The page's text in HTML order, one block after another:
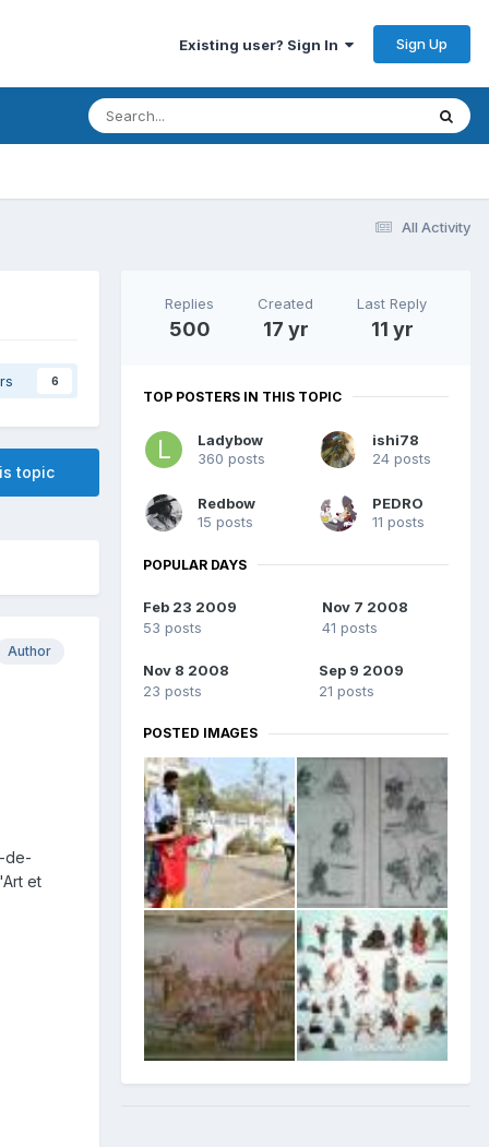
Existing user? Sign In Sign Up
All Activity
6
topic
Author
de-
et
Replies
500
Created
17 yr
Last Reply
11 yr
TOP POSTERS IN THIS TOPIC
Ladybow
360 posts
ishi78
24 posts
Redbow
15 posts
PEDRO
11 posts
POPULAR DAYS
Feb 23 2009
53 posts
Nov 7 2008
41 posts
Nov 8 2008
23 posts
Sep 9 2009
21 posts
POSTED IMAGES